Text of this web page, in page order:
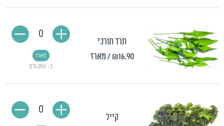
תרד תורכי
₪16.90 / מארז
כ- 250 גרם
מארז
0
קייל
0